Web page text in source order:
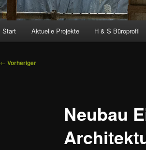
Start Aktuelle Projekte H & S Büroprofil
Beitragsnavigation
← Vorheriger
Neubau